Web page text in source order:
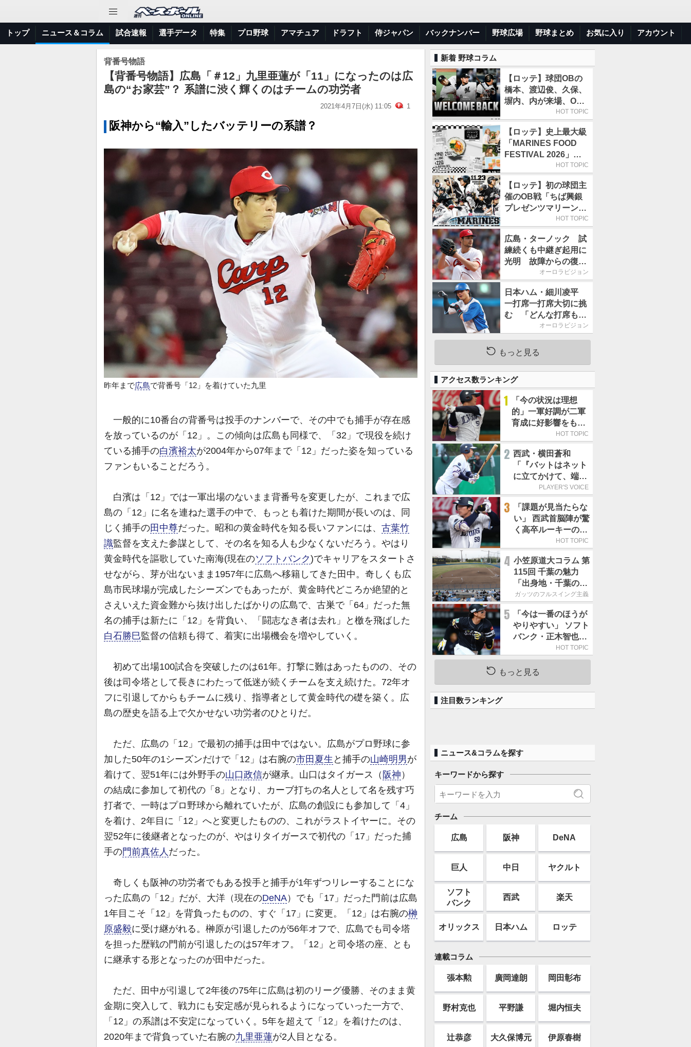
トップ ニュース＆コラム 試合速報 選手データ 特集 プロ野球 アマチュア ドラフト 侍ジャパン バックナンバー 野球広場 野球まとめ お気に入り アカウント
背番号物語
【背番号物語】広島「＃12」九里亜蓮が「11」になったのは広
島の“お家芸”？ 系譜に渋く輝くのはチームの功労者
2021年4月7日(水) 11:05 1
阪神から“輸入”したバッテリーの系譜？
昨年まで広島で背番号「12」を着けていた九里
一般的に10番台の背番号は投手のナンバーで、その中でも捕手が存在感
を放っているのが「12」。この傾向は広島も同様で、「32」で現役を続け
ている捕手の白濱裕太が2004年から07年まで「12」だった姿を知っている
ファンもいることだろう。
白濱は「12」では一軍出場のないまま背番号を変更したが、これまで広
島の「12」に名を連ねた選手の中で、もっとも着けた期間が長いのは、同
じく捕手の田中尊だった。昭和の黄金時代を知る長いファンには、 古葉竹
識監督を支えた参謀として、その名を知る人も少なくないだろう。やはり
黄金時代を謳歌していた南海(現在のソフトバンク)でキャリアをスタートさ
せながら、芽が出ないまま1957年に広島へ移籍してきた田中。奇しくも広
島市民球場が完成したシーズンでもあったが、黄金時代どころか絶望的と
さえいえた資金難から抜け出したばかりの広島で、古巣で「64」だった無
名の捕手は新たに「12」を背負い、「闘志なき者は去れ」と檄を飛ばした
白石勝巳監督の信頼も得て、着実に出場機会を増やしていく。
初めて出場100試合を突破したのは61年。打撃に難はあったものの、その
後は司令塔として長きにわたって低迷が続くチームを支え続けた。72年オ
フに引退してからもチームに残り、指導者として黄金時代の礎を築く。広
島の歴史を語る上で欠かせない功労者のひとりだ。
ただ、広島の「12」で最初の捕手は田中ではない。広島がプロ野球に参
加した50年の1シーズンだけで「12」は右腕の市田夏生 と捕手の山崎明男が
着けて、翌51年には外野手の山口政信が継承。山口はタイガース（ 阪神 ）
の結成に参加して初代の「8」となり、カーブ打ちの名人として名を残す巧
打者で、一時はプロ野球から離れていたが、広島の創設にも参加して「4」
を着け、2年目に「12」へと変更したものの、これがラストイヤーに。その
翌52年に後継者となったのが、やはりタイガースで初代の「17」だった捕
手の門前真佐人 だった。
奇しくも阪神の功労者でもある投手と捕手が1年ずつリレーすることにな
った広島の「12」だが、大洋（現在のDeNA）でも「17」だった門前は広島
1年目こそ「12」を背負ったものの、すぐ「17」に変更。「12」は右腕の榊
原盛毅に受け継がれる。榊原が引退したのが56年オフで、広島でも司令塔
を担った歴戦の門前が引退したのは57年オフ。「12」と司令塔の座、とも
に継承する形となったのが田中だった。
ただ、田中が引退して2年後の75年に広島は初のリーグ優勝、そのまま黄
金期に突入して、戦力にも安定感が見られるようになっていった一方で、
「12」の系譜は不安定になっていく。5年を超えて「12」を着けたのは、
2020年まで背負っていた右腕の九里亜蓮が2人目となる。
新着 野球コラム
【ロッテ】球団OBの
橋本、渡辺俊、久保、
塀内、内が来場、OB
解説も／9月22日開催
HOT TOPIC
【ロッテ】史上最大級
「MARINES FOOD
FESTIVAL 2026」第4
弾「KOREAN
日／初日はビール半額
デー
HOT TOPIC
【ロッテ】初の球団主
催のOB戦「ちば興銀
プレゼンツマリーンズ
スペシャルゲーム
催
HOT TOPIC
広島・ターノック 試
練続くも中継ぎ起用に
光明 故障からの復帰
期す／助っ人前半戦通
オーロラビジョン
日本ハム・細川凌平
一打席一打席大切に挑
む 「どんな打席も何
か意味のある打席にし
く！
オーロラビジョン
もっと見る
アクセス数ランキング
1
「今の状況は理想
的」一軍好調が二軍
育成に好影響をもた
らす西武 象徴は高
HOT TOPIC
2 西武・横田蒼和
「『バットはネット
に立てかけて、端に
置くんだぞ』と栗山
だきました」／憧れ
の人からの金言
PLAYER'S VOICE
3
「課題が見当たらな
い」 西武首脳陣が驚
く高卒ルーキーの高
HOT TOPIC
4 小笠原道大コラム 第
115回 千葉の魅力
「出身地・千葉の話
の続き。昔から野球
す」
ガッツのフルスイング主義
5
「今は一番のほうが
やりやすい」 ソフト
バンク・正木智也が
覚醒した理由HOT TOPIC
もっと見る
注目数ランキング
ニュース&コラムを探す
キーワードから探す
チーム
広島 阪神 DeNA
巨人 中日 ヤクルト
ソフト
バンク
西武 楽天
オリックス 日本ハム ロッテ
連載コラム
張本勲 廣岡達朗 岡田彰布
野村克也 平野謙 堀内恒夫
辻恭彦 大久保博元 伊原春樹